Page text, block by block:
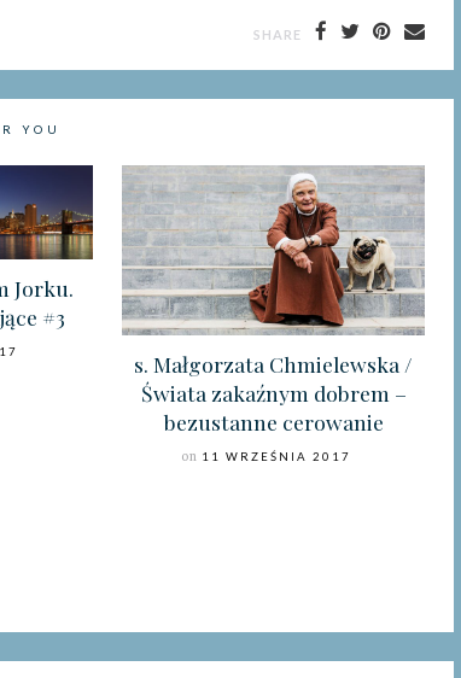
SHARE
YOU
Jorku.
#3
s. Małgorzata Chmielewska /
Świata zakaźnym dobrem –
bezustanne cerowanie
on 11 WRZEŚNIA 2017